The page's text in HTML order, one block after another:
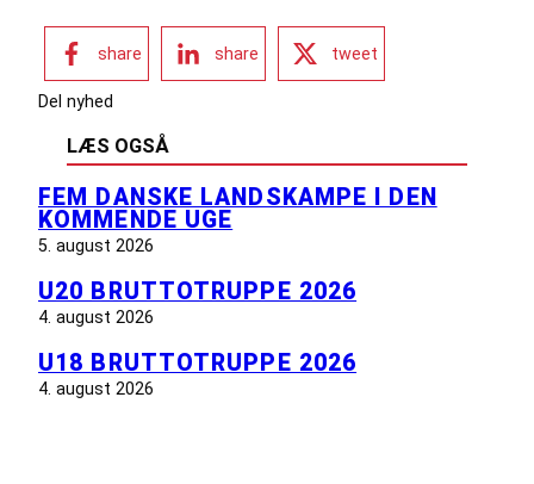
share share tweet
Del nyhed
LÆS OGSÅ
FEM DANSKE LANDSKAMPE I DEN
KOMMENDE UGE
5. august 2026
U20 BRUTTOTRUPPE 2026
4. august 2026
U18 BRUTTOTRUPPE 2026
4. august 2026